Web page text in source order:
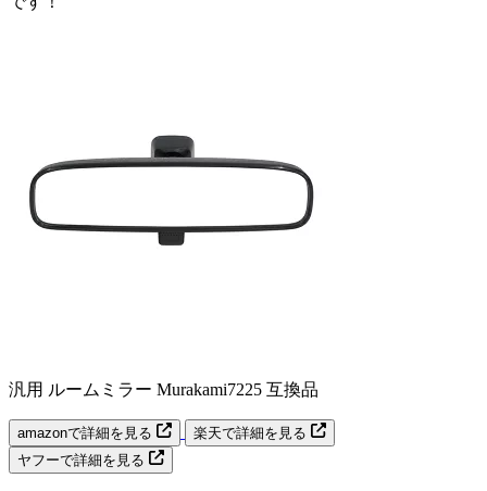
汎用 ルームミラー Murakami7225 互換品
amazonで詳細を見る
楽天で詳細を見る
ヤフーで詳細を見る